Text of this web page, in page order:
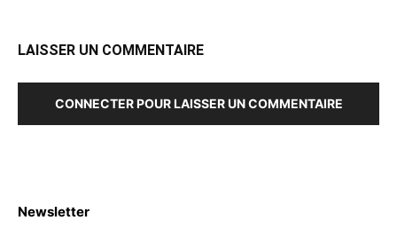
LAISSER UN COMMENTAIRE
CONNECTER POUR LAISSER UN COMMENTAIRE
Newsletter